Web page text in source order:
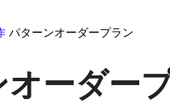
パターンオーダープラン
ーダー